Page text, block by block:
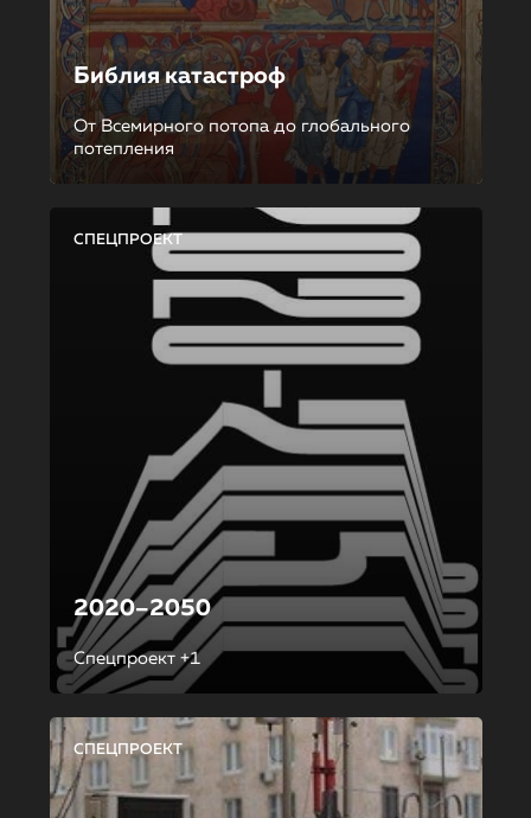
Библия катастроф
От Всемирного потопа до глобального
потепления
СПЕЦПРОЕКТ
2020–2050
Спецпроект +1
СПЕЦПРОЕКТ